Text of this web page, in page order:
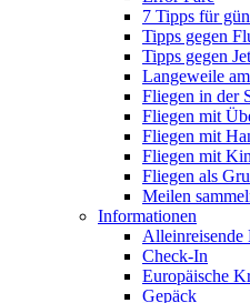
7 Tipps für
Tipps gegen
Tipps gegen
Langeweile
Fliegen in der
Fliegen mit
Fliegen mit
Fliegen mit
Fliegen als
Meilen
Informationen
Alleinreisende
Check-In
Europäische
Gepäck